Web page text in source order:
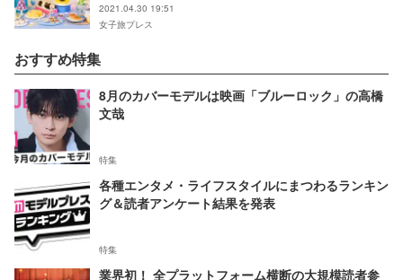
2021.04.30 19:51
女子旅プレス
おすすめ特集
8月のカバーモデルは映画「ブルーロック」の高橋
文哉
特集
各種エンタメ・ライフスタイルにまつわるランキン
グ＆読者アンケート結果を発表
特集
業界初！ 全プラットフォーム横断の大規模読者参